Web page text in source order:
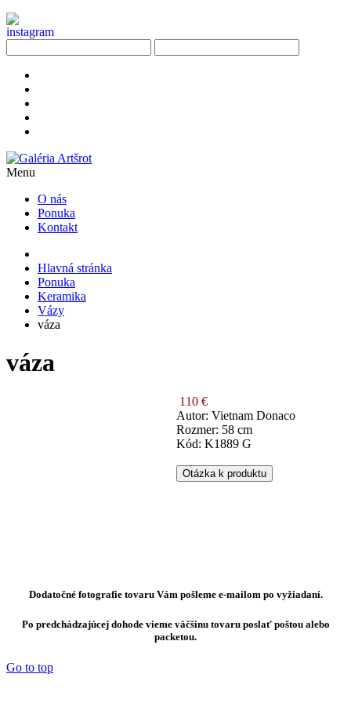
Menu
O nás
Ponuka
Kontakt
Hlavná stránka
Ponuka
Keramika
Vázy
váza
váza
110 €
Autor: Vietnam Donaco
Rozmer: 58 cm
Kód: K1889 G
Otázka k produktu
Dodatočné fotografie tovaru Vám pošleme e-mailom po vyžiadaní.
Po predchádzajúcej dohode vieme väčšinu tovaru poslať poštou alebo
packetou.
Go to top